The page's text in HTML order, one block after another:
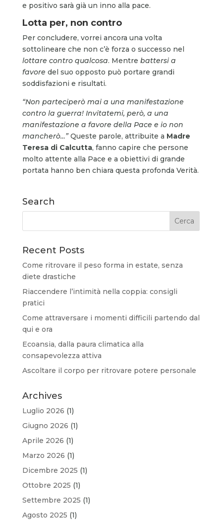
e positivo sarà già un inno alla pace.
Lotta per, non contro
Per concludere, vorrei ancora una volta
sottolineare che non c’è forza o successo nel
lottare contro qualcosa. Mentre battersi a
favore del suo opposto può portare grandi
soddisfazioni e risultati.
“Non parteciperò mai a una manifestazione
contro la guerra! Invitatemi, però, a una
manifestazione a favore della Pace e io non
mancherò…”Queste parole, attribuite a Madre
Teresa di Calcutta, fanno capire che persone
molto attente alla Pace e a obiettivi di grande
portata hanno ben chiara questa profonda Verità.
Search
Recent Posts
Come ritrovare il peso forma in estate, senza
diete drastiche
Riaccendere l’intimità nella coppia: consigli
pratici
Come attraversare i momenti difficili partendo dal
qui e ora
Ecoansia, dalla paura climatica alla
consapevolezza attiva
Ascoltare il corpo per ritrovare potere personale
Archives
Luglio 2026 (1)
Giugno 2026 (1)
Aprile 2026 (1)
Marzo 2026 (1)
Dicembre 2025 (1)
Ottobre 2025 (1)
Settembre 2025 (1)
Agosto 2025 (1)